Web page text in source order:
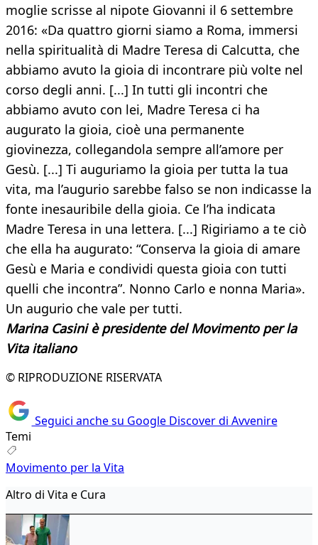
moglie scrisse al nipote Giovanni il 6 settembre
2016: «Da quattro giorni siamo a Roma, immersi
nella spiritualità di Madre Teresa di Calcutta, che
abbiamo avuto la gioia di incontrare più volte nel
corso degli anni. [...] In tutti gli incontri che
abbiamo avuto con lei, Madre Teresa ci ha
augurato la gioia, cioè una permanente
giovinezza, collegandola sempre all’amore per
Gesù. [...] Ti auguriamo la gioia per tutta la tua
vita, ma l’augurio sarebbe falso se non indicasse la
fonte inesauribile della gioia. Ce l’ha indicata
Madre Teresa in una lettera. [...] Rigiriamo a te ciò
che ella ha augurato: “Conserva la gioia di amare
Gesù e Maria e condividi questa gioia con tutti
quelli che incontra”. Nonno Carlo e nonna Maria».
Un augurio che vale per tutti.
Marina Casini è presidente del Movimento per la
Vita italiano
© RIPRODUZIONE RISERVATA
Seguici anche su Google Discover di Avvenire
Temi
Movimento per la Vita
Altro di Vita e Cura